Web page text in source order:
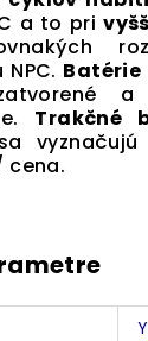
a to pri
Batérie
Trakčné
vyznačujú
cena.